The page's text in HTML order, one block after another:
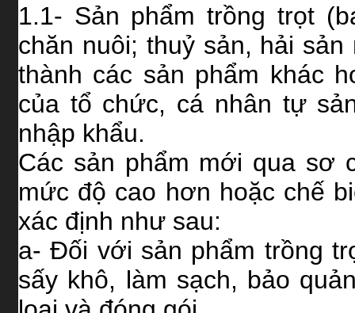
1.1- Sản phẩm trồng trọt
chăn nuôi; thuỷ sản, hải
thành các sản phẩm khác
của tổ chức, cá nhân tự
nhập khẩu.
Các sản phẩm mới qua sơ
mức độ cao hơn hoặc chế
xác định như sau:
a- Đối với sản phẩm trồng
sấy khô, làm sạch, bảo